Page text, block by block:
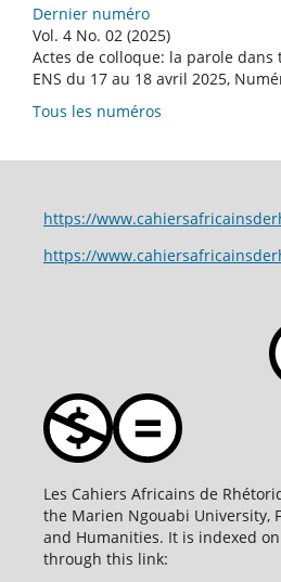
Dernier numéro
Vol. 4 No. 02 (2025)
Actes de colloque: la parole dans
ENS du 17 au 18 avril 2025,
Tous les numéros
https://
https://
Les Cahiers Africains de
the Marien Ngouabi University,
and Humanities. It is indexed
through this link: